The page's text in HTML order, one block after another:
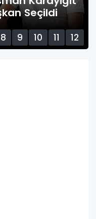
Seçildi
8 9 10 11
12